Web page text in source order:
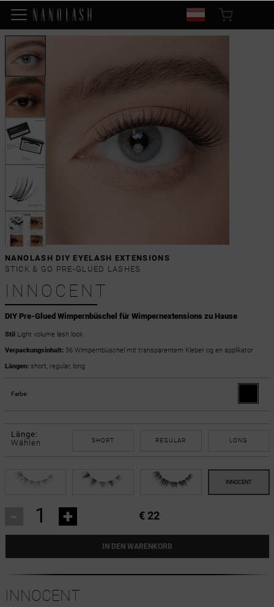
DIY Pre-Glued Wimpernbüschel für Wimpernextensions zu Hause
NANOLASH DIY EYELASH EXTENSIONS
STICK & GO PRE-GLUED LASHES
INNOCENT
StilLight volume lash look
Verpackungsinhalt:36 Wimpernbüschel mit transparentem Kleber og en applikator
Längen:short, regular, long
Farbe:
Länge:
Wählen
SHORT REGULAR LONG
+ € 22
IN DEN WARENKORB
INNOCENT